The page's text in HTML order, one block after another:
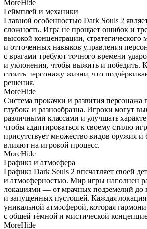
MoreHide
Геймплей и механики
Главной особенностью Dark Souls 2
сложность. Игра не прощает ошибок и
высокой концентрации,
и отточенных навыков управления
с врагами требуют точного времени
и уклонения, чтобы выжить и победить.
стоить персонажу жизни, что
решения.
MoreHide
Система прокачки и развития персонажа
глубока и разнообразна. Игроки могут
различными классами и улучшать
чтобы адаптироваться к своему стилю
присутствует множество видов оружия и
влияют на игровой процесс.
MoreHide
Графика и атмосфера
Графика Dark Souls 2 впечатляет своей
и атмосферностью. Мир игры наполнен
локациями — от мрачных подземелий до
и запущенных пустошей. Каждая локация
уникальной атмосферой, которая
с общей тёмной и мистической
MoreHide